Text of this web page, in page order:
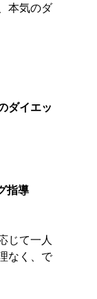
本気のダ
ダイエッ
指導
じて一人
なく、で